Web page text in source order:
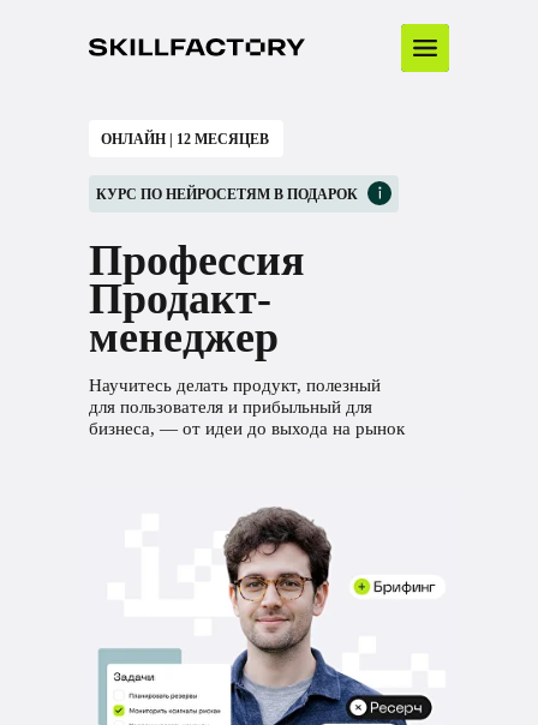
ОНЛАЙН | 12 МЕСЯЦЕВ
Профессия
Продакт-
менеджер
Научитесь делать продукт, полезный
для пользователя и прибыльный для
бизнеса, — от идеи до выхода на рынок
КУРС ПО НЕЙРОСЕТЯМ В ПОДАРОК